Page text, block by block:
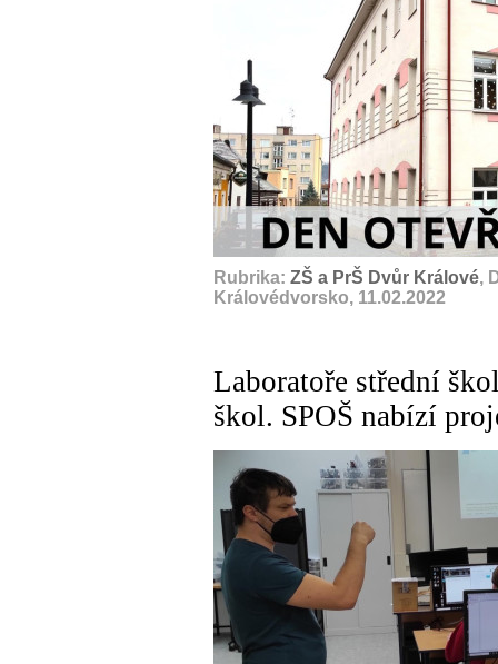
Rubrika: ZŠ a PrŠ Dvůr Králové,
Královédvorsko, 11.02.2022
Laboratoře střední
škol. SPOŠ nabízí